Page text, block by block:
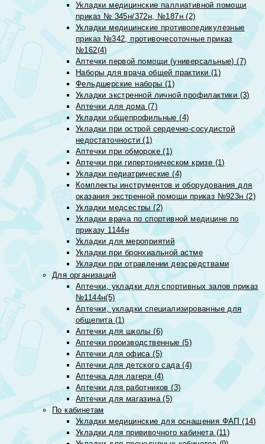
Укладки медицинские паллиативной помощи
приказ № 345н/372н, №187н (2)
Укладки медицинские противопедикулезные
приказ №342, противочесоточные приказ
№162(4)
Аптечки первой помощи (универсальные) (7)
Наборы для врача общей практики (1)
Фельдшерские наборы (1)
Укладки экстренной личной профилактики (3)
Аптечки для дома (7)
Укладки общепрофильные (4)
Укладки при острой сердечно-сосудистой
недостаточности (1)
Аптечки при обмороке (1)
Аптечки при гипертоническом кризе (1)
Укладки педиатрические (4)
Комплекты инструментов и оборудования для
оказания экстренной помощи приказ №923н (2)
Укладки медсестры (2)
Укладки врача по спортивной медицине по
приказу 1144н
Укладки для мероприятий
Укладки при бронхиальной астме
Укладки при отравлении дезсредствами
Для организаций
Аптечки, укладки для спортивных залов приказ
№1144н(5)
Аптечки, укладки специализированные для
общепита (1)
Аптечки для школы (6)
Аптечки производственные (5)
Аптечки для офиса (5)
Аптечки для детского сада (4)
Аптечка для лагеря (4)
Аптечки для работников (3)
Аптечки для магазина (5)
По кабинетам
Укладки медицинские для оснащения ФАП (14)
Укладки для прививочного кабинета (11)